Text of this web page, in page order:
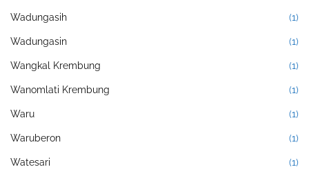
Wadungasih (1)
Wadungasin (1)
Wangkal Krembung (1)
Wanomlati Krembung (1)
Waru (1)
Waruberon (1)
Watesari (1)